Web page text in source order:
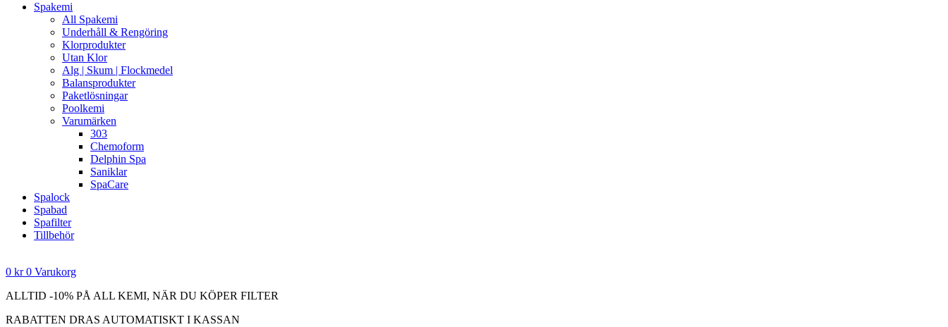
Spakemi
All Spakemi
Underhåll & Rengöring
Klorprodukter
Utan Klor
Alg | Skum | Flockmedel
Balansprodukter
Paketlösningar
Poolkemi
Varumärken
303
Chemoform
Delphin Spa
Saniklar
SpaCare
Spalock
Spabad
Spafilter
Tillbehör
0 kr 0 Varukorg
ALLTID -10% PÅ ALL KEMI, NÄR DU KÖPER FILTER
RABATTEN DRAS AUTOMATISKT I KASSAN